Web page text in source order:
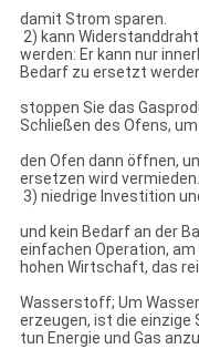
damit Strom sparen.
2) kann
werden: Er kann nur
Bedarf zu ersetzt
stoppen Sie das
Schließen des Ofens,
den Ofen dann öffnen,
ersetzen wird vermieden.
3) niedrige Investition
und kein Bedarf an der
einfachen Operation,
hohen Wirtschaft, das
Wasserstoff; Um
erzeugen, ist die einzige
tun Energie und Gas